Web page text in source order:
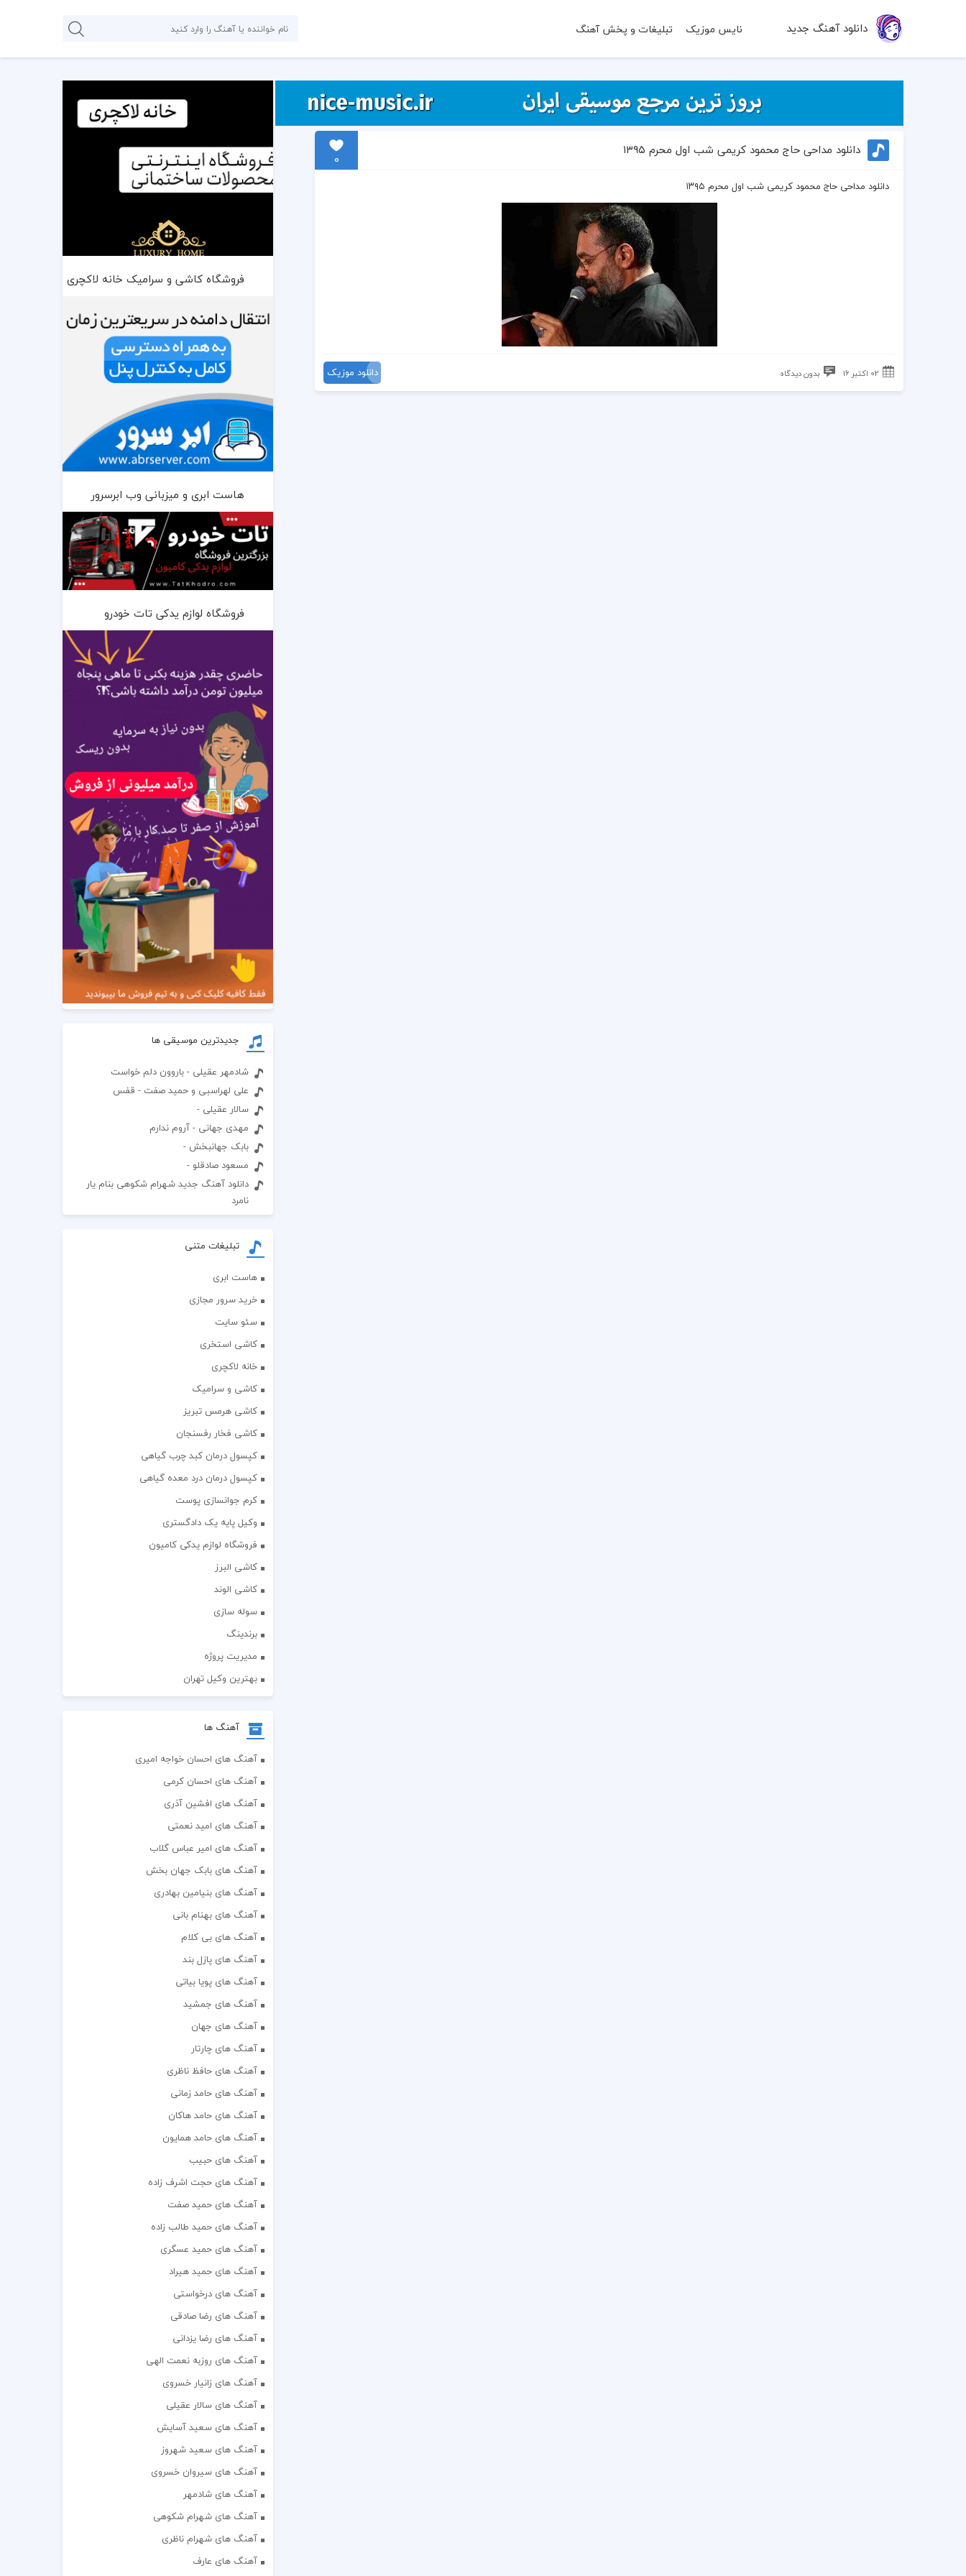
دانلود آهنگ جدید نایس موزیک تبلیغات و پخش آهنگ
دانلود مداحی حاج محمود کریمی شب اول محرم ۱۳۹۵
0
دانلود مداحی حاج محمود کریمی شب اول محرم ۱۳۹۵
02 اکتبر 16 بدون دیدگاه دانلود موزیک
فروشگاه کاشی و سرامیک خانه لاکچری
هاست ابری و میزبانی وب ابرسرور
فروشگاه لوازم یدکی تات خودرو
جدیدترین موسیقی ها
شادمهر عقیلی - باروون دلم خواست
علی لهراسبی و حمید صفت - قفس
سالار عقیلی -
مهدی جهانی - آروم ندارم
بابک جهانبخش -
مسعود صادقلو -
دانلود آهنگ جدید شهرام شکوهی بنام یار
نامرد
تبلیغات متنی
هاست ابری
خرید سرور مجازی
سئو سایت
کاشی استخری
خانه لاکچری
کاشی و سرامیک
کاشی هرمس تبریز
کاشی فخار رفسنجان
کپسول درمان کبد چرب گیاهی
کپسول درمان درد معده گیاهی
کرم جوانسازی پوست
وکیل پایه یک دادگستری
فروشگاه لوازم یدکی کامیون
کاشی البرز
کاشی الوند
سوله سازی
برندینگ
مدیریت پروژه
بهترین وکیل تهران
آهنگ ها
آهنگ های احسان خواجه امیری
آهنگ های احسان کرمی
آهنگ های افشین آذری
آهنگ های امید نعمتی
آهنگ های امیر عباس گلاب
آهنگ های بابک جهان بخش
آهنگ های بنیامین بهادری
آهنگ های بهنام بانی
آهنگ های بی کلام
آهنگ های پازل بند
آهنگ های پویا بیاتی
آهنگ های جمشید
آهنگ های جهان
آهنگ های چارتار
آهنگ های حافظ ناظری
آهنگ های حامد زمانی
آهنگ های حامد هاکان
آهنگ های حامد همایون
آهنگ های حبیب
آهنگ های حجت اشرف زاده
آهنگ های حمید صفت
آهنگ های حمید طالب زاده
آهنگ های حمید عسگری
آهنگ های حمید هیراد
آهنگ های درخواستی
آهنگ های رضا صادقی
آهنگ های رضا یزدانی
آهنگ های روزبه نعمت الهی
آهنگ های زانیار خسروی
آهنگ های سالار عقیلی
آهنگ های سعید آسایش
آهنگ های سعید شهروز
آهنگ های سیروان خسروی
آهنگ های شادمهر
آهنگ های شهرام شکوهی
آهنگ های شهرام ناظری
آهنگ های عارف